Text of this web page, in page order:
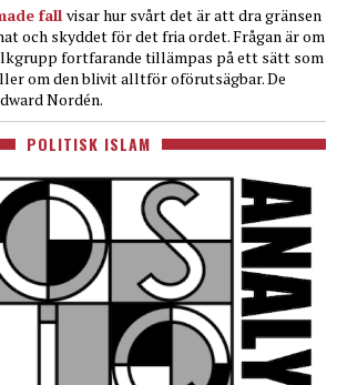
fall visar hur svårt det är att dra gränsen
och skyddet för det fria ordet. Frågan är om
fortfarande tillämpas på ett sätt som
om den blivit alltför oförutsägbar. De
Nordén.
POLITISK ISLAM